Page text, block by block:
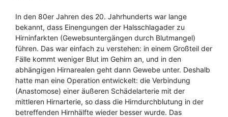
In den 80er Jahren des 20. Jahrhunderts war lange
bekannt, dass Einengungen der Halsschlagader zu
Hirninfarkten (Gewebsuntergängen durch Blutmangel)
führen. Das war einfach zu verstehen: in einem Großteil der
Fälle kommt weniger Blut im Gehirn an, und in den
abhängigen Hirnarealen geht dann Gewebe unter. Deshalb
hatte man eine Operation entwickelt: die Verbindung
(Anastomose) einer äußeren Schädelarterie mit der
mittleren Hirnarterie, so dass die Hirndurchblutung in der
betreffenden Hirnhälfte wieder besser wurde. Das